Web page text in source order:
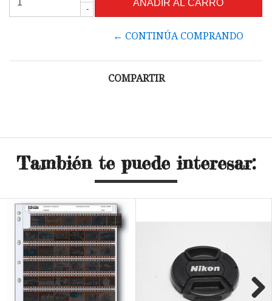
-
← CONTINÚA COMPRANDO
COMPARTIR
También te puede interesar: